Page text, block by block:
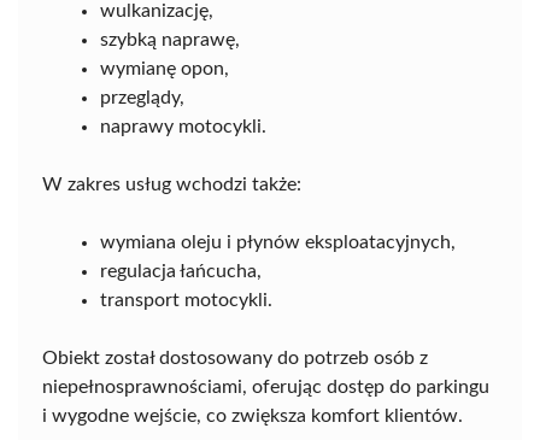
wulkanizację,
szybką naprawę,
wymianę opon,
przeglądy,
naprawy motocykli.
W zakres usług wchodzi także:
wymiana oleju i płynów eksploatacyjnych,
regulacja łańcucha,
transport motocykli.
Obiekt został dostosowany do potrzeb osób z
niepełnosprawnościami, oferując dostęp do parkingu
i wygodne wejście, co zwiększa komfort klientów.